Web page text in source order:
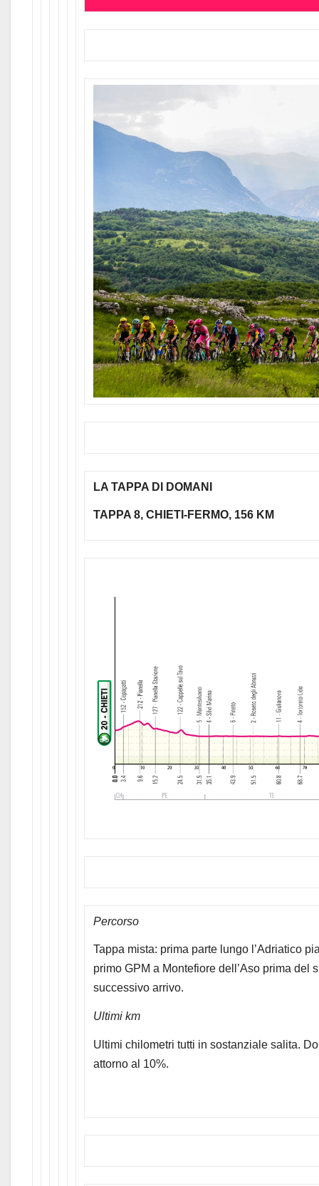
LA TAPPA DI DOMANI
TAPPA 8, CHIETI-FERMO, 156 KM
Percorso
Tappa mista: prima parte lungo l’Adriatico
primo GPM a Montefiore dell’Aso prima
successivo arrivo.
Ultimi km
Ultimi chilometri tutti in sostanziale salita.
attorno al 10%.